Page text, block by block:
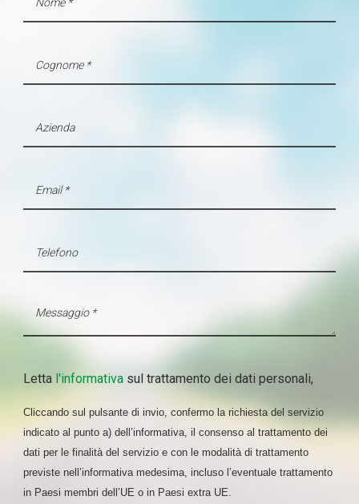
Letta l'informativasul trattamento dei dati personali,
Cliccando sul pulsante di invio, confermo la richiesta del servizio
indicato al punto a) dell’informativa, il consenso al trattamento dei
dati per le finalità del servizio e con le modalità di trattamento
previste nell’informativa medesima, incluso l’eventuale trattamento
in Paesi membri dell’UE o in Paesi extra UE.